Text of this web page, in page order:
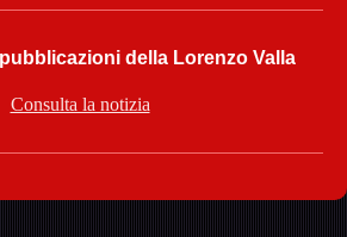
della Lorenzo Valla
Consulta la notizia